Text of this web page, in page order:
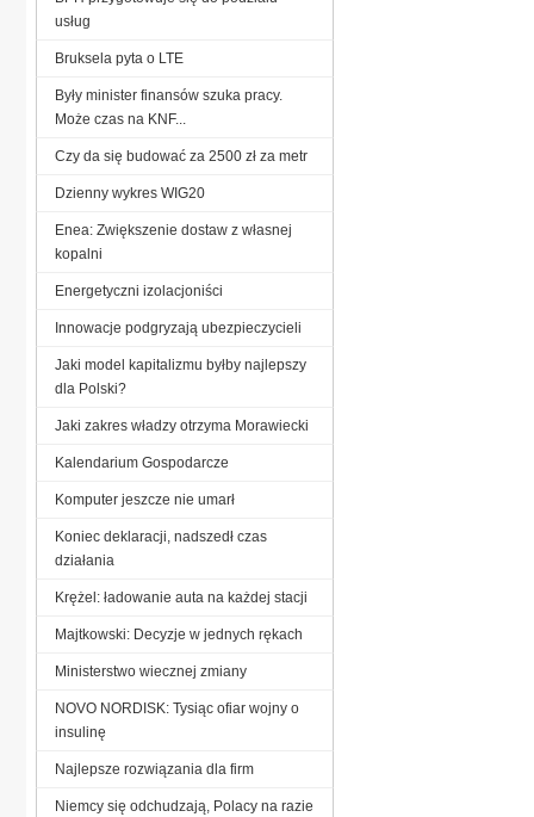
usług
Bruksela pyta o LTE
Były minister finansów szuka pracy.
Może czas na KNF...
Czy da się budować za 2500 zł za metr
Dzienny wykres WIG20
Enea: Zwiększenie dostaw z własnej
kopalni
Energetyczni izolacjoniści
Innowacje podgryzają ubezpieczycieli
Jaki model kapitalizmu byłby najlepszy
dla Polski?
Jaki zakres władzy otrzyma Morawiecki
Kalendarium Gospodarcze
Komputer jeszcze nie umarł
Koniec deklaracji, nadszedł czas
działania
Krężel: ładowanie auta na każdej stacji
Majtkowski: Decyzje w jednych rękach
Ministerstwo wiecznej zmiany
NOVO NORDISK: Tysiąc ofiar wojny o
insulinę
Najlepsze rozwiązania dla firm
Niemcy się odchudzają, Polacy na razie